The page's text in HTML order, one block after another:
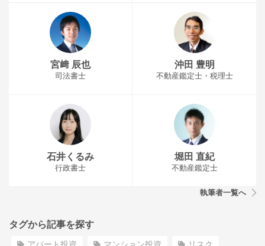
宮﨑 辰也
司法書士
沖田 豊明
不動産鑑定士・税理士
石井くるみ
行政書士
堀田 直紀
不動産鑑定士
執筆者一覧へ
タグから記事を探す